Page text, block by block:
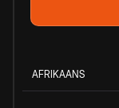
AFRIKAANS